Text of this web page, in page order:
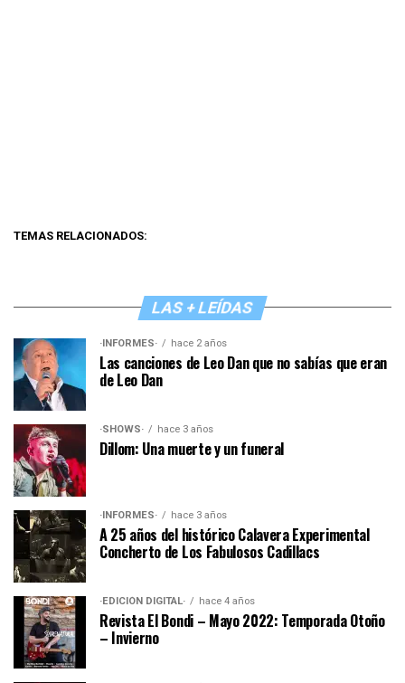
TEMAS RELACIONADOS:
LAS + LEÍDAS
·INFORMES· hace 2 años
Las canciones de Leo Dan que no sabías que eran
de Leo Dan
·SHOWS· hace 3 años
Dillom: Una muerte y un funeral
·INFORMES· hace 3 años
A 25 años del histórico Calavera Experimental
Concherto de Los Fabulosos Cadillacs
·EDICIÓN DIGITAL· hace 4 años
Revista El Bondi – Mayo 2022: Temporada Otoño
– Invierno